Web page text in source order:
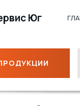
Юг